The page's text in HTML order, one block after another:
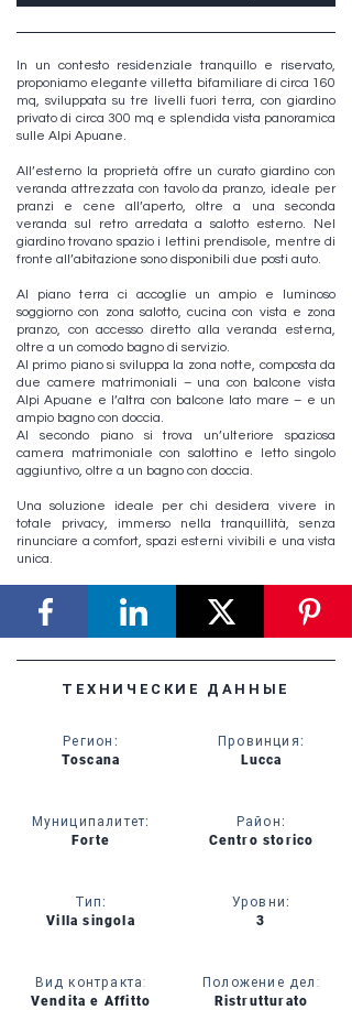
In un contesto residenziale tranquillo e riservato,
proponiamo elegante villetta bifamiliare di circa 160
mq, sviluppata su tre livelli fuori terra, con giardino
privato di circa 300 mq e splendida vista panoramica
sulle Alpi Apuane.
All’esterno la proprietà offre un curato giardino con
veranda attrezzata con tavolo da pranzo, ideale per
pranzi e cene all’aperto, oltre a una seconda
veranda sul retro arredata a salotto esterno. Nel
giardino trovano spazio i lettini prendisole, mentre di
fronte all’abitazione sono disponibili due posti auto.
Al piano terra ci accoglie un ampio e luminoso
soggiorno con zona salotto, cucina con vista e zona
pranzo, con accesso diretto alla veranda esterna,
oltre a un comodo bagno di servizio.
Al primo piano si sviluppa la zona notte, composta da
due camere matrimoniali – una con balcone vista
Alpi Apuane e l’altra con balcone lato mare – e un
ampio bagno con doccia.
Al secondo piano si trova un’ulteriore spaziosa
camera matrimoniale con salottino e letto singolo
aggiuntivo, oltre a un bagno con doccia.
Una soluzione ideale per chi desidera vivere in
totale privacy, immerso nella tranquillità, senza
rinunciare a comfort, spazi esterni vivibili e una vista
unica.
ТЕХНИЧЕСКИЕ ДАННЫЕ
Регион :
Toscana
Муниципалитет:
Forte
Тип:
Villa singola
Вид контракта:
Vendita e Affitto
Провинция:
Lucca
Район:
Centro storico
Уровни:
3
Положение дел:
Ristrutturato